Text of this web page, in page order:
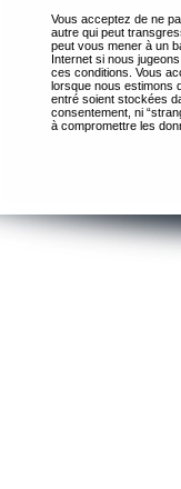
Vous acceptez de ne
autre qui peut
peut vous mener à un
Internet si nous
ces conditions. Vous
lorsque nous estimons
entré soient stockées
consentement, ni
à compromettre les